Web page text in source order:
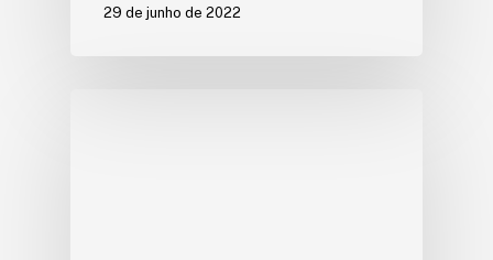
29 de junho de 2022